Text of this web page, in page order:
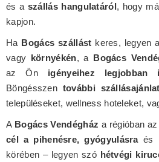
és a szállás hangulatáról, hogy
kapjon.
Ha Bogács szállást keres, legyen
vagy környékén, a Bogács
az Ön igényeihez legjobban
Böngésszen további
településeket, wellness hoteleket,
A Bogács Vendégház a régióban
cél a pihenésre, gyógyulásraés
körében – legyen szó hétvégi